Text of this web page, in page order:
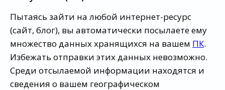
Пытаясь зайти на любой интернет-ресурс
(сайт, блог), вы автоматически посылаете ему
множество данных хранящихся на вашем ПК.
Избежать отправки этих данных невозможно.
Среди отсылаемой информации находятся и
сведения о вашем географическом